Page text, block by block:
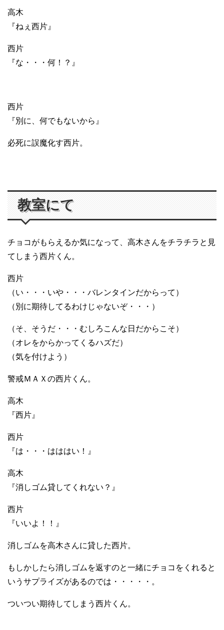
高木
『ねぇ西片』
西片
『な・・・何！？』
西片
『別に、何でもないから』
必死に誤魔化す西片。
教室にて
チョコがもらえるか気になって、高木さんをチラチラと見
てしまう西片くん。
西片
（い・・・いや・・・バレンタインだからって）
（別に期待してるわけじゃないぞ・・・）
（そ、そうだ・・・むしろこんな日だからこそ）
（オレをからかってくるハズだ）
（気を付けよう）
警戒ＭＡＸの西片くん。
高木
『西片』
西片
『は・・・はははい！』
高木
『消しゴム貸してくれない？』
西片
『いいよ！！』
消しゴムを高木さんに貸した西片。
もしかしたら消しゴムを返すのと一緒にチョコをくれると
いうサプライズがあるのでは・・・・・。
ついつい期待してしまう西片くん。